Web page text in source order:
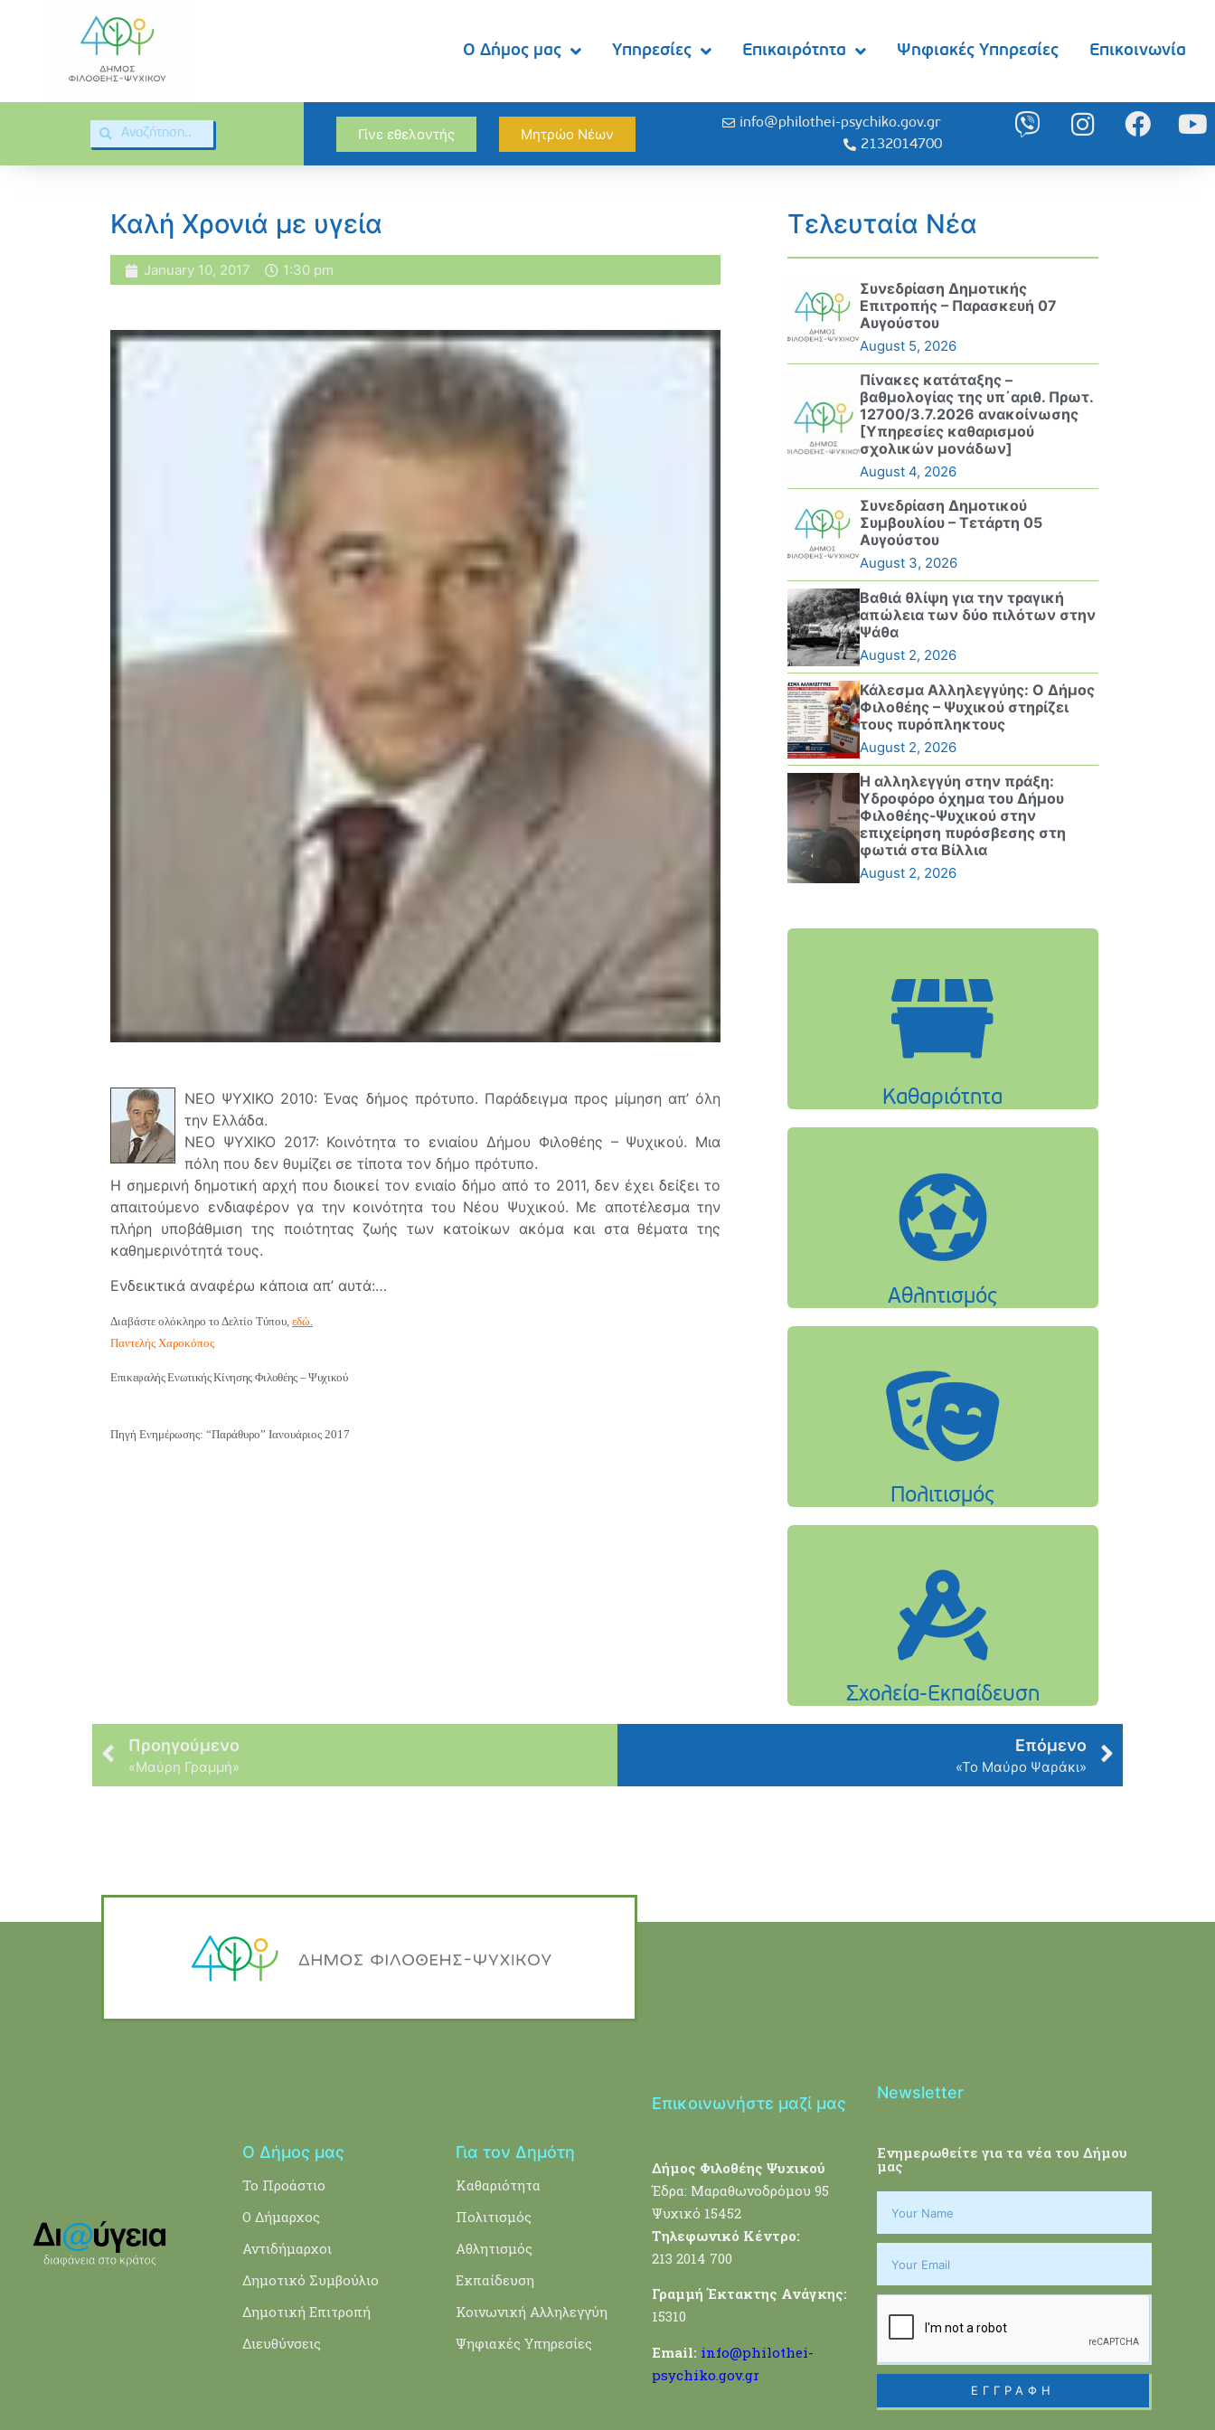
Ο Δήμος μας Υπηρεσίες Επικαιρότητα Ψηφιακές Υπηρεσίες Επικοινωνία
Γίνε εθελοντής Μητρώο Νέων
info@philothei-psychiko.gov.gr
2132014700
Καλή Χρονιά με υγεία
January 10, 2017 1:30 pm
ΝΕΟ ΨΥΧΙΚΟ 2010: Ένας δήμος πρότυπο. Παράδειγμα προς μίμηση απ’ όλη
την Ελλάδα.
ΝΕΟ ΨΥΧΙΚΟ 2017: Κοινότητα το ενιαίου Δήμου Φιλοθέης – Ψυχικού. Μια
πόλη που δεν θυμίζει σε τίποτα τον δήμο πρότυπο.
Η σημερινή δημοτική αρχή που διοικεί τον ενιαίο δήμο από το 2011, δεν έχει δείξει το
απαιτούμενο ενδιαφέρον γα την κοινότητα του Νέου Ψυχικού. Με αποτέλεσμα την
πλήρη υποβάθμιση της ποιότητας ζωής των κατοίκων ακόμα και στα θέματα της
καθημερινότητά τους.
Ενδεικτικά αναφέρω κάποια απ’ αυτά:…
Διαβάστε ολόκληρο το Δελτίο Τύπου, εδώ.
Παντελής Χαροκόπος
Επικεφαλής Ενωτικής Κίνησης Φιλοθέης – Ψυχικού
Πηγή Ενημέρωσης: “Παράθυρο” Ιανουάριος 2017
Τελευταία Νέα
Συνεδρίαση Δημοτικής
Επιτροπής – Παρασκευή 07
Αυγούστου
August 5, 2026
Πίνακες κατάταξης –
βαθμολογίας της υπ΄αριθ. Πρωτ.
12700/3.7.2026 ανακοίνωσης
[Υπηρεσίες καθαρισμού
σχολικών μονάδων]
August 4, 2026
Συνεδρίαση Δημοτικού
Συμβουλίου – Τετάρτη 05
Αυγούστου
August 3, 2026
Βαθιά θλίψη για την τραγική
απώλεια των δύο πιλότων στην
Ψάθα
August 2, 2026
Κάλεσμα Αλληλεγγύης: Ο Δήμος
Φιλοθέης – Ψυχικού στηρίζει
τους πυρόπληκτους
August 2, 2026
Η αλληλεγγύη στην πράξη:
Υδροφόρο όχημα του Δήμου
Φιλοθέης-Ψυχικού στην
επιχείρηση πυρόσβεσης στη
φωτιά στα Βίλλια
August 2, 2026
Προηγούμενο
«Μαύρη Γραμμή»
Επόμενο
«Το Μαύρο Ψαράκι»
Ο Δήμος μας
Το Προάστιο
Ο Δήμαρχος
Αντιδήμαρχοι
Δημοτικό Συμβούλιο
Δημοτική Επιτροπή
Διευθύνσεις
Για τον Δημότη
Καθαριότητα
Πολιτισμός
Αθλητισμός
Εκπαίδευση
Κοινωνική Αλληλεγγύη
Ψηφιακές Υπηρεσίες
Επικοινωνήστε μαζί μας
Δήμος Φιλοθέης Ψυχικού
Έδρα: Μαραθωνοδρόμου 95
Ψυχικό 15452
Τηλεφωνικό Κέντρο:
213 2014 700
Γραμμή Έκτακτης Ανάγκης:
15310
Email: info@philothei-
psychiko.gov.gr
Newsletter
Ενημερωθείτε για τα νέα του Δήμου
μας
ΕΓΓΡΑΦΗ